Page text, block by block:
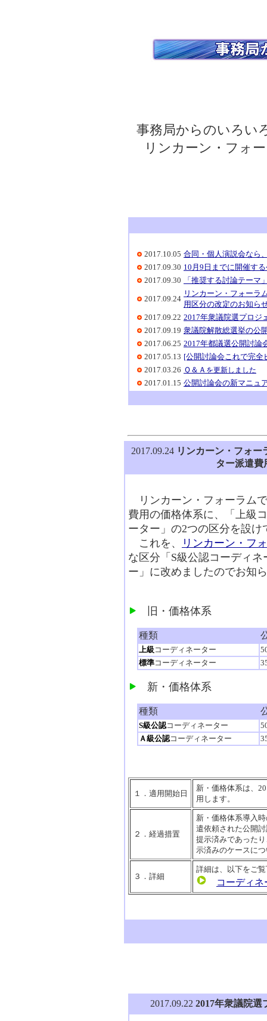
事務局からのいろい
リンカーン・フォ
2017.10.05 合同・個人演説会なら
2017.09.30 10月9日までに開催す
2017.09.30
「推奨する討論テーマ
2017.09.24
リンカーン・フォーラ
用区分の改定のお知ら
2017.09.22 2017年衆議院選プロジ
2017.09.19 衆議院解散総選挙の公
2017.06.25 2017年都議選公開討論
2017.05.13 [公開討論会これで完全
2017.03.26 Ｑ＆Ａ を更新しました
2017.01.15 公開討論会の新マニュ
2017.09.24 リンカーン・フォ
ター派遣費
リンカーン・フォーラム
費用の価格体系に、「上級
ーター」の2つの区分を設け
これを、
リンカーン・フ
な区分「S級公認コーディ
ー」に改めましたのでお知
旧・価格体系
種類
上級 コーディネーター
標準コーディネーター
新・価格体系
種類
S級公認コーディネーター
Ａ級公認コーディネーター
１．適用開始日
新・価格体系は、
用します。
２．経過措置
新・価格体系導入
遣依頼された公開
提示済みであった
示済みのケースに
３．詳細
詳細は、以下をご
コーディ
2017.09.22 2017年衆議院選